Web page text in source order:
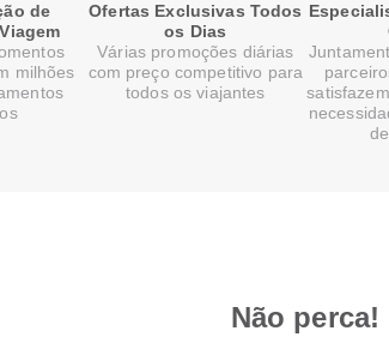
de
milhões
Ofertas Exclusivas Todos
os Dias
Várias promoções diárias
com preço competitivo para
todos os viajantes
Não perca!